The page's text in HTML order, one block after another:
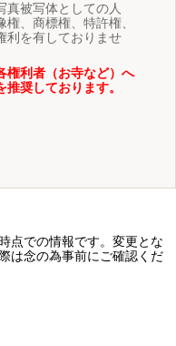
被写体としての人
、商標権、特許権、
利を有しておりませ
権利者（お寺など）へ
奨しております。
点での情報です。変更とな
は念の為事前にご確認くだ